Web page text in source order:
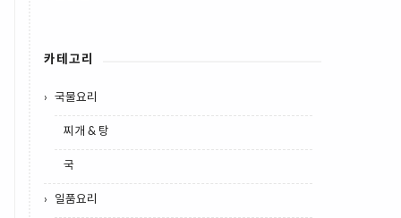
카테고리
국물요리
찌개 & 탕
국
일품요리